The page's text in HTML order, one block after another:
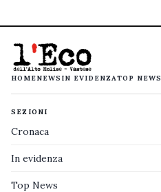
HOMENEWS IN EVIDENZATOP NEWS
SEZIONI
Cronaca
In evidenza
Top News